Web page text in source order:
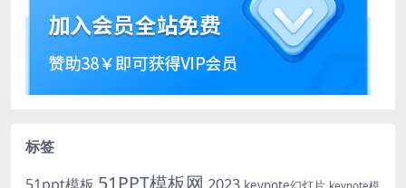
标签
51PPT模板网